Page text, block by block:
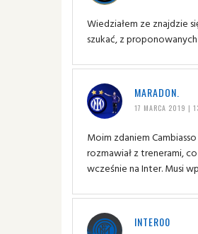
Wiedziałem ze znajdzie
szukać, z
MARADON.
17 MARCA 2019 |
Moim zdaniem
rozmawiał z trenerami,
wcześnie na Inter. Musi
INTER00